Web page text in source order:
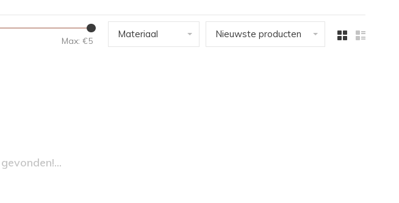
Max: €5
Materiaal Nieuwste producten